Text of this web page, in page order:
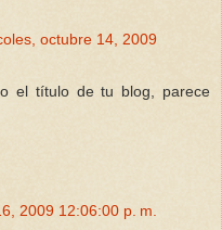
octubre 14, 2009
el título de tu blog, parece
2009 12:06:00 p. m.